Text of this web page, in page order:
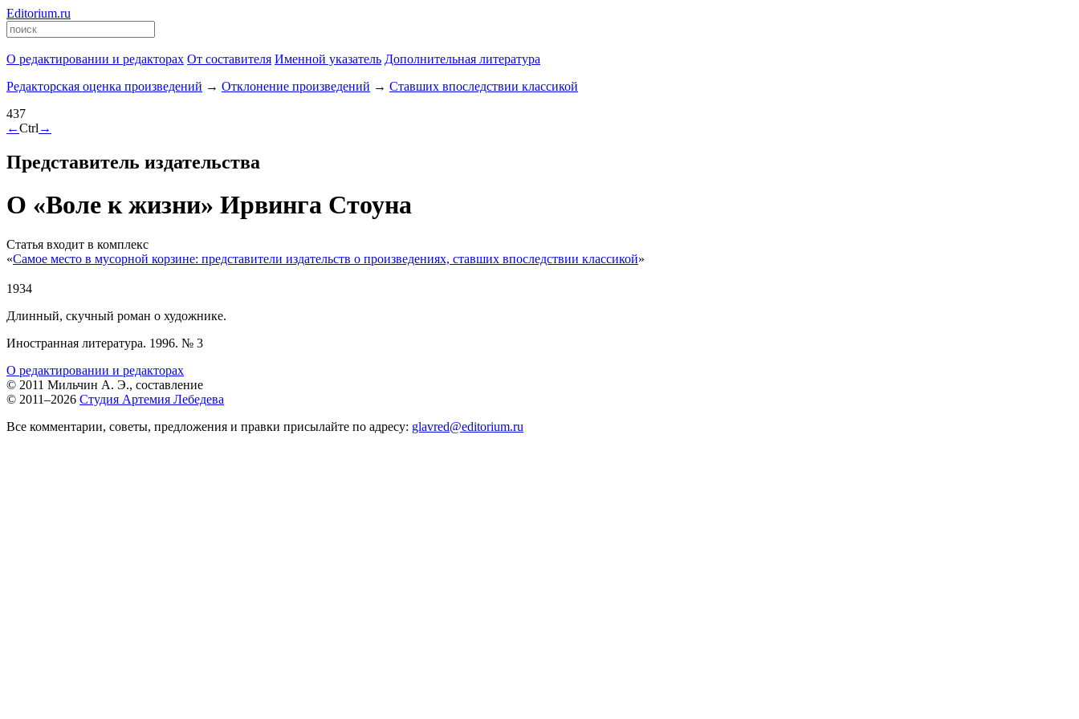
Editorium.ru
О редактировании и редакторах От составителя Именной указатель Дополнительная литература
Редакторская оценка произведений → Отклонение произведений → Ставших впоследствии классикой
437
←Ctrl →
Представитель издательства
О «Воле к жизни» Ирвинга Стоуна
Статья входит в комплекс
«Самое место в мусорной корзине: представители издательств о произведениях, ставших впоследствии классикой»
1934
Длинный, скучный роман о художнике.
Иностранная литература. 1996. № 3
О редактировании и редакторах
© 2011 Мильчин А. Э., составление
© 2011–2026 Студия Артемия Лебедева
Все комментарии, советы, предложения и правки присылайте по адресу: glavred@editorium.ru